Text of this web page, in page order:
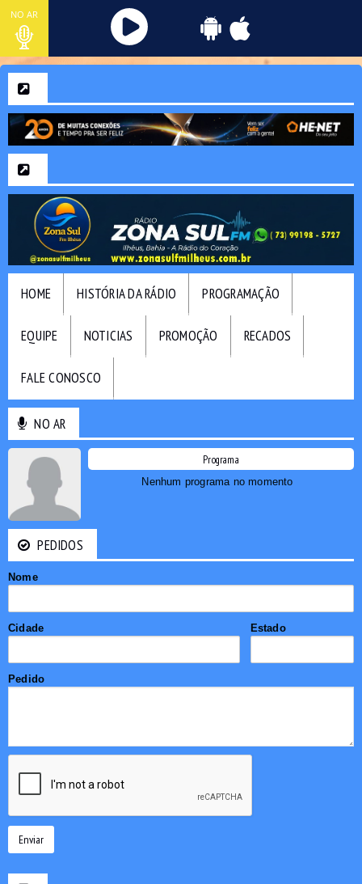
NO AR
HOME HISTÓRIA DA RÁDIO PROGRAMAÇÃO
EQUIPE NOTICIAS PROMOÇÃO RECADOS
FALE CONOSCO
NO AR
Programa
Nenhum programa no momento
PEDIDOS
Nome
Cidade Estado
Pedido
Enviar